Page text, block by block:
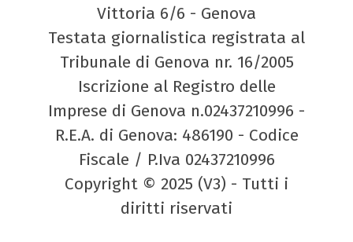
Vittoria 6/6 - Genova
Testata giornalistica registrata al
Tribunale di Genova nr. 16/2005
Iscrizione al Registro delle
Imprese di Genova n.02437210996 -
R.E.A. di Genova: 486190 - Codice
Fiscale / P.Iva 02437210996
Copyright © 2025 (V3) - Tutti i
diritti riservati